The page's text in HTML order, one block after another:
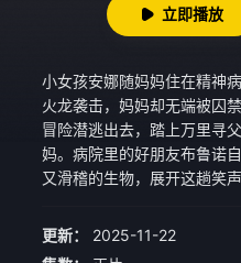
立即播放
小女孩安娜随妈妈住在精神
火龙袭击，妈妈却无端被囚
冒险潜逃出去，踏上万里寻
妈。病院里的好朋友布鲁诺
又滑稽的生物，展开这趟笑
更新：
2025-11-22